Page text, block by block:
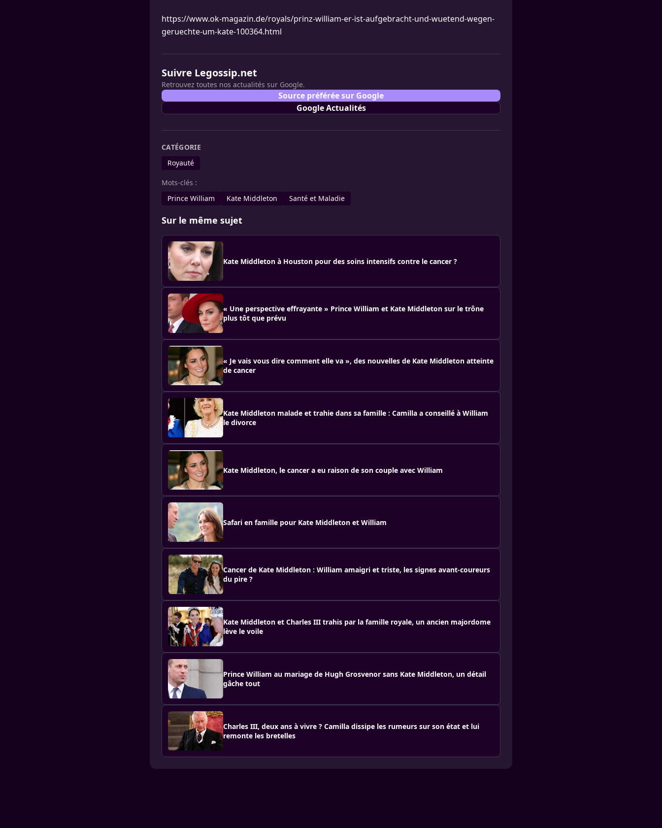
https://www.ok-magazin.de/royals/prinz-william-er-ist-aufgebracht-und-wuetend-wegen-
geruechte-um-kate-100364.html
Suivre Legossip.net
Retrouvez toutes nos actualités sur Google.
Source préférée sur Google
Google Actualités
CATÉGORIE
Royauté
Mots-clés :
Prince William
Kate Middleton Santé et Maladie
Sur le même sujet
Kate Middleton à Houston pour des soins intensifs contre le cancer ?
« Une perspective effrayante » Prince William et Kate Middleton sur le trône
plus tôt que prévu
« Je vais vous dire comment elle va », des nouvelles de Kate Middleton atteinte
de cancer
Kate Middleton malade et trahie dans sa famille : Camilla a conseillé à William
le divorce
Kate Middleton, le cancer a eu raison de son couple avec William
Safari en famille pour Kate Middleton et William
Cancer de Kate Middleton : William amaigri et triste, les signes avant-coureurs
du pire ?
Kate Middleton et Charles III trahis par la famille royale, un ancien majordome
lève le voile
Prince William au mariage de Hugh Grosvenor sans Kate Middleton, un détail
gâche tout
Charles III, deux ans à vivre ? Camilla dissipe les rumeurs sur son état et lui
remonte les bretelles